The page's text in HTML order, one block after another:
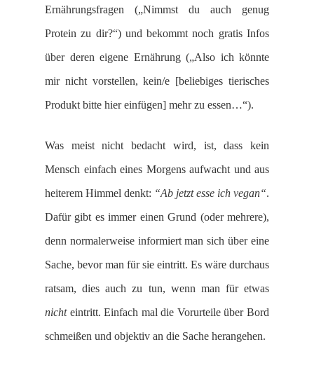
Ernährungsfragen („Nimmst du auch genug
Protein zu dir?“) und bekommt noch gratis Infos
über deren eigene Ernährung („Also ich könnte
mir nicht vorstellen, kein/e [beliebiges tierisches
Produkt bitte hier einfügen] mehr zu essen…“).
Was meist nicht bedacht wird, ist, dass kein
Mensch einfach eines Morgens aufwacht und aus
heiterem Himmel denkt: “Ab jetzt esse ich vegan“.
Dafür gibt es immer einen Grund (oder mehrere),
denn normalerweise informiert man sich über eine
Sache, bevor man für sie eintritt. Es wäre durchaus
ratsam, dies auch zu tun, wenn man für etwas
nichteintritt. Einfach mal die Vorurteile über Bord
schmeißen und objektiv an die Sache herangehen.